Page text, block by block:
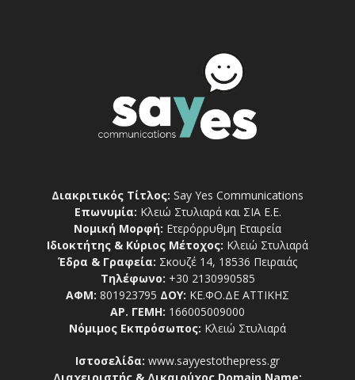
Διακριτικός Τίτλος: Say Yes Communications
Επωνυμία: Κλειώ Στυλιαρά και ΣΙΑ Ε.Ε.
Νομική Μορφή: Ετερόρρυθμη Εταιρεία
Ιδιοκτήτης & Κύριος Μέτοχος: Κλειώ Στυλιαρά
Έδρα & Γραφεία: Σκουζέ 14, 18536 Πειραιάς
Τηλέφωνο: +30 2130990585
ΑΦΜ: 801923795 ΔΟΥ: ΚΕ.ΦΟ.ΔΕ ΑΤΤΙΚΗΣ
ΑΡ. ΓΕΜΗ: 166005009000
Νόμιμος Εκπρόσωπος: Κλειώ Στυλιαρά
Ιστοσελίδα: www.sayyestothepress.gr